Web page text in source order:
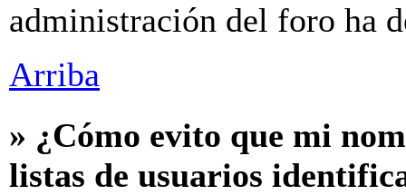
administración del foro ha
Arriba
» ¿Cómo evito que mi
listas de usuarios